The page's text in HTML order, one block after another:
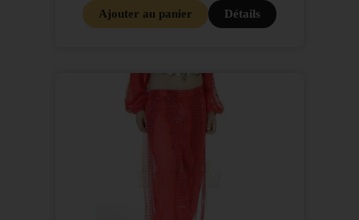
Ajouter au panier Détails